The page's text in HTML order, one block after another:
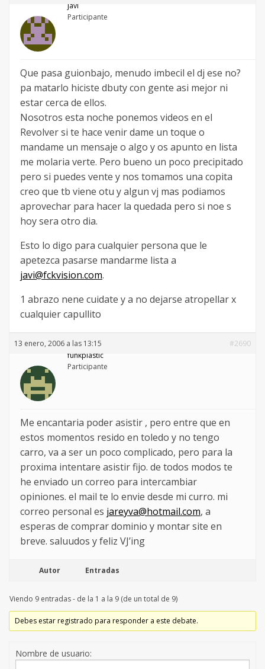
javi
Participante
Que pasa guionbajo, menudo imbecil el dj ese no?
pa matarlo hiciste dbuty con gente asi mejor ni
estar cerca de ellos.
Nosotros esta noche ponemos videos en el
Revolver si te hace venir dame un toque o
mandame un mensaje o algo y os apunto en lista
me molaria verte. Pero bueno un poco precipitado
pero si puedes vente y nos tomamos una copita
creo que tb viene otu y algun vj mas podiamos
aprovechar para hacer la quedada pero si noe s
hoy sera otro dia.
Esto lo digo para cualquier persona que le
apetezca pasarse mandarme lista a
javi@fckvision.com.
1 abrazo nene cuidate y a no dejarse atropellar x
cualquier capullito
13 enero, 2006 a las 13:15
#2690
funkplastic
Participante
Me encantaria poder asistir , pero entre que en
estos momentos resido en toledo y no tengo
carro, va a ser un poco complicado, pero para la
proxima intentare asistir fijo. de todos modos te
he enviado un correo para intercambiar
opiniones. el mail te lo envie desde mi curro. mi
correo personal es jareyva@hotmail.com, a
esperas de comprar dominio y montar site en
breve. saluudos y feliz VJ’ing
Autor Entradas
Viendo 9 entradas - de la 1 a la 9 (de un total de 9)
Debes estar registrado para responder a este debate.
Nombre de usuario: